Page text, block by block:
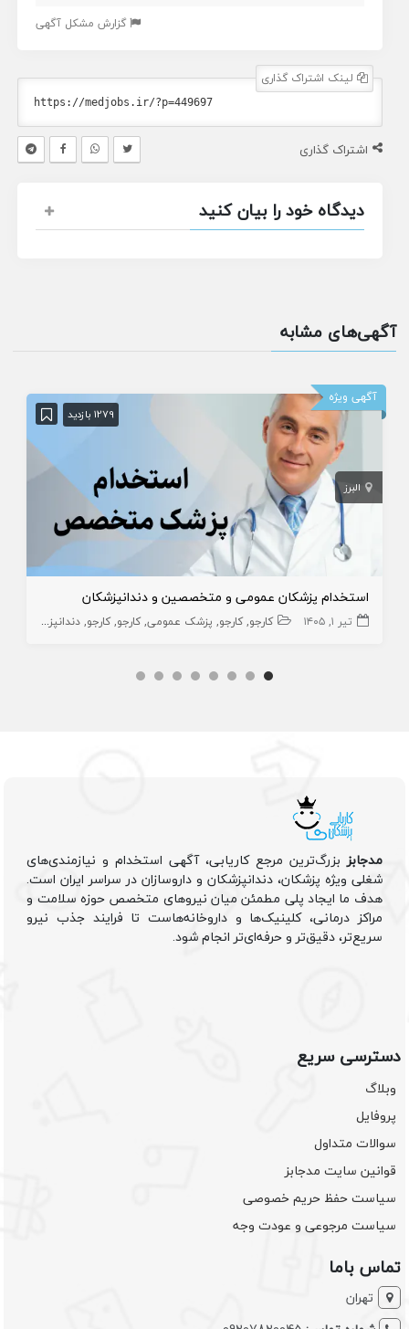
گزارش مشکل آگهی
لینک اشتراک گذاری
اشتراک گذاری
دیدگاه خود را بیان کنید
آگهی‌های مشابه
آگهی ویژه
1279 بازدید
البرز
استخدام پزشکان عمومی و متخصصین و دندانپزشکان
تیر ۱, ۱۴۰۵ کارجو کارجو پزشک عمومی کارجو کارجو دندانپزشک عمومی
مدجابزبزرگ‌ترین مرجع کاریابی، آگهی استخدام و نیازمندی‌های
شغلی ویژه پزشکان، دندانپزشکان و داروسازان در سراسر ایران است.
هدف ما ایجاد پلی مطمئن میان نیروهای متخصص حوزه سلامت و
مراکز درمانی، کلینیک‌ها و داروخانه‌هاست تا فرایند جذب نیرو
سریع‌تر، دقیق‌تر و حرفه‌ای‌تر انجام شود.
دسترسی سریع
وبلاگ
پروفایل
سوالات متداول
قوانین سایت مدجابز
سیاست حفظ حریم خصوصی
سیاست مرجوعی و عودت وجه
تماس باما
تهران